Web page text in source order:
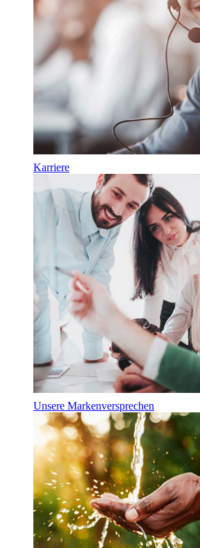
Karriere
Unsere Markenversprechen